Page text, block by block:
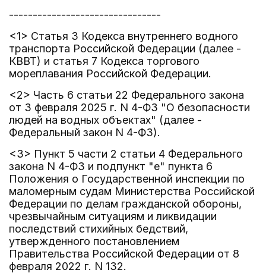
--------------------------------
<1> Статья 3 Кодекса внутреннего водного
транспорта Российской Федерации (далее -
КВВТ) и статья 7 Кодекса торгового
мореплавания Российской Федерации.
<2> Часть 6 статьи 22 Федерального закона
от 3 февраля 2025 г. N 4-ФЗ "О безопасности
людей на водных объектах" (далее -
Федеральный закон N 4-ФЗ).
<3> Пункт 5 части 2 статьи 4 Федерального
закона N 4-ФЗ и подпункт "е" пункта 6
Положения о Государственной инспекции по
маломерным судам Министерства Российской
Федерации по делам гражданской обороны,
чрезвычайным ситуациям и ликвидации
последствий стихийных бедствий,
утвержденного постановлением
Правительства Российской Федерации от 8
февраля 2022 г. N 132.